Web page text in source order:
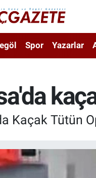
Spor Yazarlar
Kaçak Tütün
ve Fikstür